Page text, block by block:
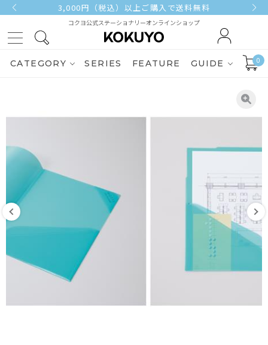
3,000円（税込）以上ご購入で送料無料
コクヨ公式ステーショナリーオンラインショップ
CATEGORY SERIES FEATURE GUIDE 0